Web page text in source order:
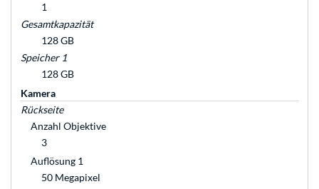
1
Gesamtkapazität
128 GB
Speicher 1
128 GB
Kamera
Rückseite
Anzahl Objektive
3
Auflösung 1
50 Megapixel